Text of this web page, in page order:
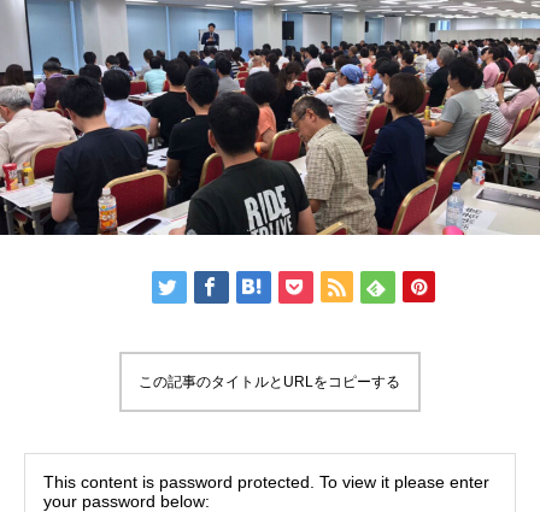
この記事のタイトルとURLをコピーする
This content is password protected. To view it please enter
your password below: